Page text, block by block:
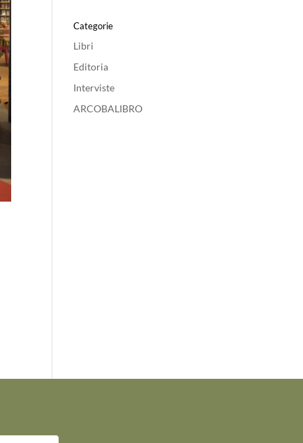
Categorie
Libri
Editoria
Interviste
ARCOBALIBRO